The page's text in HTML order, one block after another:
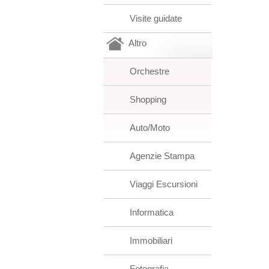
Visite guidate
Altro
Orchestre
Shopping
Auto/Moto
Agenzie Stampa
Viaggi Escursioni
Informatica
Immobiliari